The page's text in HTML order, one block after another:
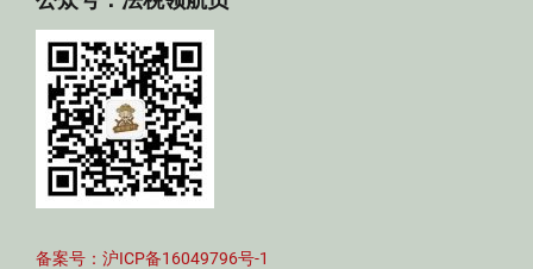
备案号：沪ICP备16049796号-1